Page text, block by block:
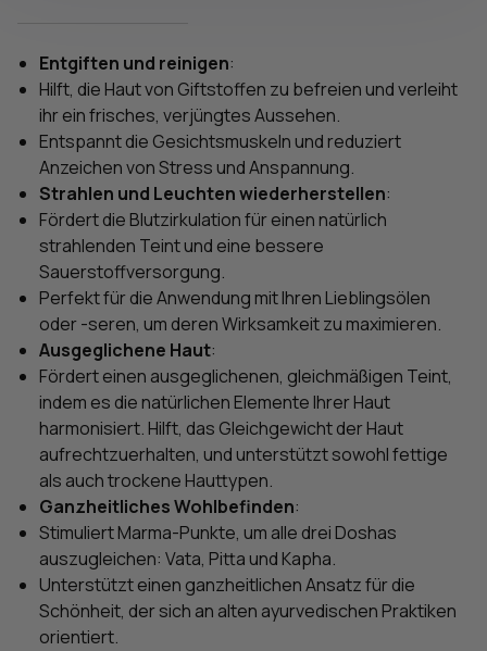
Entgiften und reinigen:
Hilft, die Haut von Giftstoffen zu befreien und verleiht
ihr ein frisches, verjüngtes Aussehen.
Entspannt die Gesichtsmuskeln und reduziert
Anzeichen von Stress und Anspannung.
Strahlen und Leuchten wiederherstellen:
Fördert die Blutzirkulation für einen natürlich
strahlenden Teint und eine bessere
Sauerstoffversorgung.
Perfekt für die Anwendung mit Ihren Lieblingsölen
oder -seren, um deren Wirksamkeit zu maximieren.
Ausgeglichene Haut:
Fördert einen ausgeglichenen, gleichmäßigen Teint,
indem es die natürlichen Elemente Ihrer Haut
harmonisiert. Hilft, das Gleichgewicht der Haut
aufrechtzuerhalten, und unterstützt sowohl fettige
als auch trockene Hauttypen.
Ganzheitliches Wohlbefinden:
Stimuliert Marma-Punkte, um alle drei Doshas
auszugleichen: Vata, Pitta und Kapha.
Unterstützt einen ganzheitlichen Ansatz für die
Schönheit, der sich an alten ayurvedischen Praktiken
orientiert.